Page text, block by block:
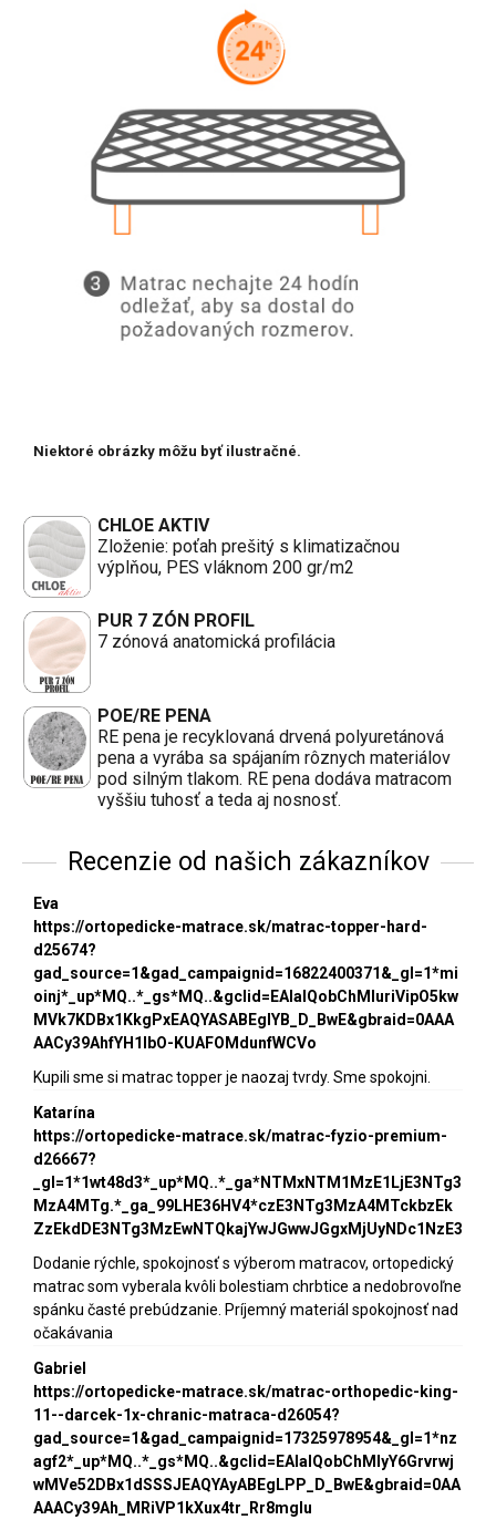
Niektoré obrázky môžu byť ilustračné.
CHLOE AKTIV
Zloženie: poťah prešitý s klimatizačnou
výplňou, PES vláknom 200 gr/m2
PUR 7 ZÓN PROFIL
7 zónová anatomická profilácia
POE/RE PENA
RE pena je recyklovaná drvená polyuretánová
pena a vyrába sa spájaním rôznych materiálov
pod silným tlakom. RE pena dodáva matracom
vyššiu tuhosť a teda aj nosnosť.
Recenzie od našich zákazníkov
Eva
https://ortopedicke-matrace.sk/matrac-topper-hard-
d25674?
gad_source=1&gad_campaignid=16822400371&_gl=1*mi
oinj*_up*MQ..*_gs*MQ..&gclid=EAIaIQobChMIuriVipO5kw
MVk7KDBx1KkgPxEAQYASABEgIYB_D_BwE&gbraid=0AAA
AACy39AhfYH1lbO-KUAFOMdunfWCVo
Kupili sme si matrac topper je naozaj tvrdy. Sme spokojni.
Katarína
https://ortopedicke-matrace.sk/matrac-fyzio-premium-
d26667?
_gl=1*1wt48d3*_up*MQ..*_ga*NTMxNTM1MzE1LjE3NTg3
MzA4MTg.*_ga_99LHE36HV4*czE3NTg3MzA4MTckbzEk
ZzEkdDE3NTg3MzEwNTQkajYwJGwwJGgxMjUyNDc1NzE3
Dodanie rýchle, spokojnosť s výberom matracov, ortopedický
matrac som vyberala kvôli bolestiam chrbtice a nedobrovoľne
spánku časté prebúdzanie. Príjemný materiál spokojnosť nad
očakávania
Gabriel
https://ortopedicke-matrace.sk/matrac-orthopedic-king-
11--darcek-1x-chranic-matraca-d26054?
gad_source=1&gad_campaignid=17325978954&_gl=1*nz
agf2*_up*MQ..*_gs*MQ..&gclid=EAIaIQobChMIyY6Grvrwj
wMVe52DBx1dSSSJEAQYAyABEgLPP_D_BwE&gbraid=0AA
AAACy39Ah_MRiVP1kXux4tr_Rr8mgIu